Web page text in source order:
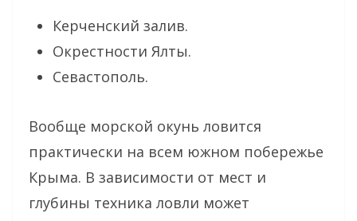
Керченский залив.
Окрестности Ялты.
Севастополь.
Вообще морской окунь ловится
практически на всем южном побережье
Крыма. В зависимости от мест и
глубины техника ловли может